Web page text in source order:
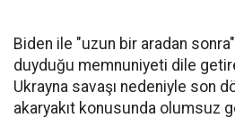
Biden ile "uzun bir aradan
duyduğu memnuniyeti dile
Ukrayna savaşı nedeniyle son
akaryakıt konusunda olumsuz